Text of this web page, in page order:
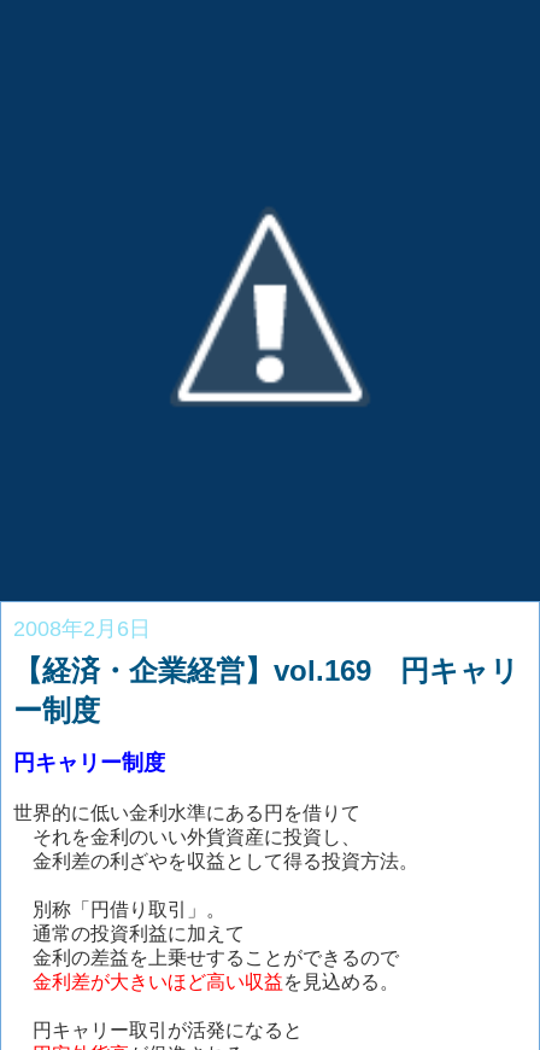
2008年2月6日
【経済・企業経営】vol.169 円キャリ
ー制度
円キャリー制度
世界的に低い金利水準にある円を借りて
それを金利のいい外貨資産に投資し、
金利差の利ざやを収益として得る投資方法。
別称「円借り取引」。
通常の投資利益に加えて
金利の差益を上乗せすることができるので
金利差が大きいほど高い収益を見込める。
円キャリー取引が活発になると